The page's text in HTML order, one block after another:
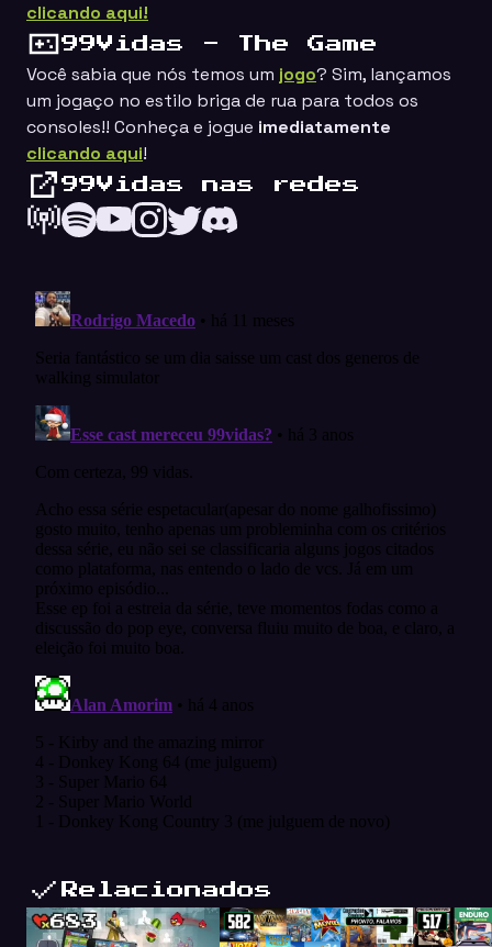
clicando aqui!
99Vidas - The Game
Você sabia que nós temos um jogo? Sim, lançamos
um jogaço no estilo briga de rua para todos os
consoles!! Conheça e jogue imediatamente
clicando aqui!
99Vidas nas redes
Relacionados